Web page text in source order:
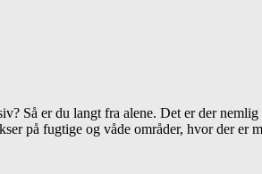
Så er du langt fra alene. Det er der nemlig
på fugtige og våde områder, hvor der er